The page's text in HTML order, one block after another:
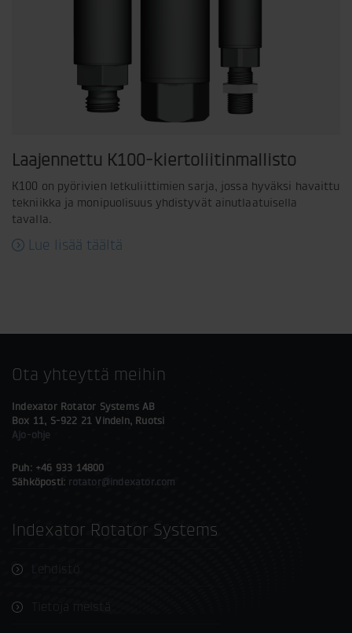
Laajennettu K100-kiertoliitinmallisto
K100 on pyörivien letkuliittimien sarja, jossa hyväksi havaittu
tekniikka ja monipuolisuus yhdistyvät ainutlaatuisella
tavalla.
Lue lisää täältä
Ota yhteyttä meihin
Indexator Rotator Systems AB
Box 11, S-922 21 Vindeln, Ruotsi
Ajo-ohje
Puh: +46 933 14800
Sähköposti: rotator@indexator.com
Indexator Rotator Systems
Lehdistö
Tietoja meistä